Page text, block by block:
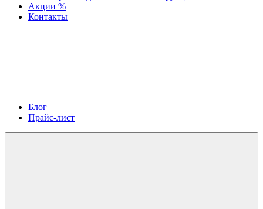
Акции %
Контакты
Блог
Прайс-лист